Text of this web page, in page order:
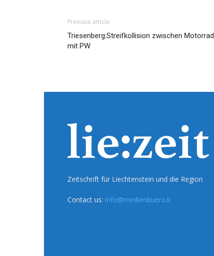
Previous article
Triesenberg:Streifkollision zwischen Motorrad
mit PW
Zeitschrift für Liechtenstein und die Region
Contact us: info@medienbuero.li